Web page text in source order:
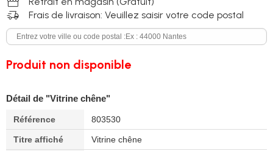
delivery_truck_speed Frais de livraison: Veuillez saisir votre code postal
Produit non disponible
Détail de "Vitrine chêne"
Référence 803530
Titre affiché Vitrine chêne